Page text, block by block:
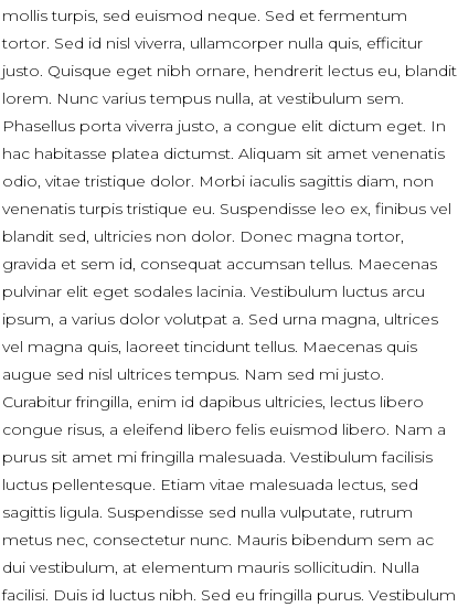
mollis turpis, sed euismod neque. Sed et fermentum
tortor. Sed id nisl viverra, ullamcorper nulla quis, efficitur
justo. Quisque eget nibh ornare, hendrerit lectus eu, blandit
lorem. Nunc varius tempus nulla, at vestibulum sem.
Phasellus porta viverra justo, a congue elit dictum eget. In
hac habitasse platea dictumst. Aliquam sit amet venenatis
odio, vitae tristique dolor. Morbi iaculis sagittis diam, non
venenatis turpis tristique eu. Suspendisse leo ex, finibus vel
blandit sed, ultricies non dolor. Donec magna tortor,
gravida et sem id, consequat accumsan tellus. Maecenas
pulvinar elit eget sodales lacinia. Vestibulum luctus arcu
ipsum, a varius dolor volutpat a. Sed urna magna, ultrices
vel magna quis, laoreet tincidunt tellus. Maecenas quis
augue sed nisl ultrices tempus. Nam sed mi justo.
Curabitur fringilla, enim id dapibus ultricies, lectus libero
congue risus, a eleifend libero felis euismod libero. Nam a
purus sit amet mi fringilla malesuada. Vestibulum facilisis
luctus pellentesque. Etiam vitae malesuada lectus, sed
sagittis ligula. Suspendisse sed nulla vulputate, rutrum
metus nec, consectetur nunc. Mauris bibendum sem ac
dui vestibulum, at elementum mauris sollicitudin. Nulla
facilisi. Duis id luctus nibh. Sed eu fringilla purus. Vestibulum